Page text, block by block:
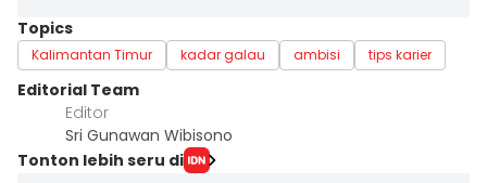
Topics
Kalimantan Timur kadar galau ambisi tips karier
Editorial Team
Editor
Sri Gunawan Wibisono
Tonton lebih seru di